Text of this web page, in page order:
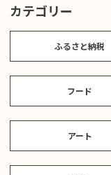
カテゴリー
ふるさと納税
フード
アート